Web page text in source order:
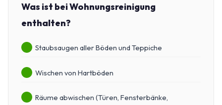
Was ist bei Wohnungsreinigung
enthalten?
Staubsaugen aller Böden und Teppiche
Wischen von Hartböden
Räume abwischen (Türen, Fensterbänke,